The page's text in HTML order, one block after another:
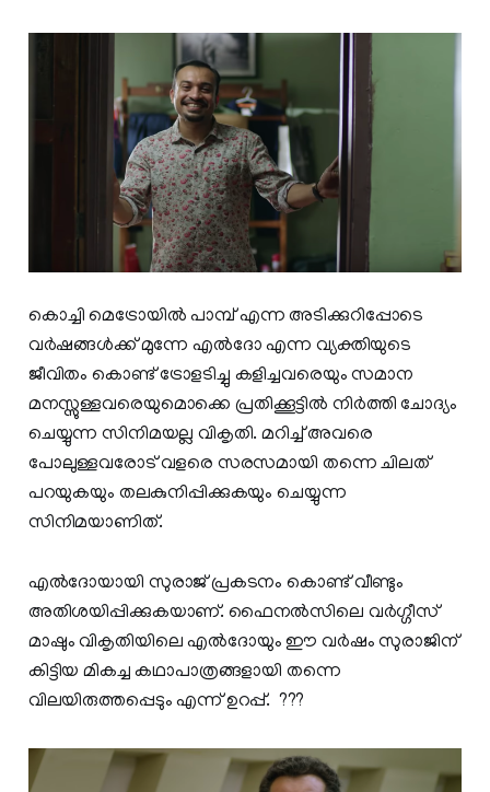
കൊച്ചി മെട്രോയിൽ പാമ്പ് എന്ന അടിക്കുറിപ്പോടെ
വർഷങ്ങൾക്ക് മുന്നേ എൽദോ എന്ന വ്യക്തിയുടെ
ജീവിതം കൊണ്ട് ട്രോളടിച്ചു കളിച്ചവരെയും സമാന
മനസ്സുള്ളവരെയുമൊക്കെ പ്രതിക്കൂട്ടിൽ നിർത്തി ചോദ്യം
ചെയ്യുന്ന സിനിമയല്ല വികൃതി. മറിച്ച് അവരെ
പോലുള്ളവരോട് വളരെ സരസമായി തന്നെ ചിലത്
പറയുകയും തലകുനിപ്പിക്കുകയും ചെയ്യുന്ന
സിനിമയാണിത്.
എൽദോയായി സുരാജ് പ്രകടനം കൊണ്ട് വീണ്ടും
അതിശയിപ്പിക്കുകയാണ്. ഫൈനൽസിലെ വർഗ്ഗീസ്
മാഷും വികൃതിയിലെ എൽദോയും ഈ വർഷം സുരാജിന്
കിട്ടിയ മികച്ച കഥാപാത്രങ്ങളായി തന്നെ
വിലയിരുത്തപ്പെടും എന്ന് ഉറപ്പ്. ???